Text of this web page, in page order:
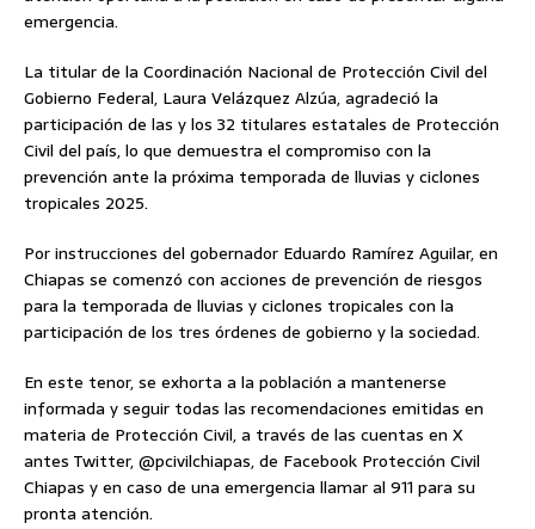
emergencia.
La titular de la Coordinación Nacional de Protección Civil del
Gobierno Federal, Laura Velázquez Alzúa, agradeció la
participación de las y los 32 titulares estatales de Protección
Civil del país, lo que demuestra el compromiso con la
prevención ante la próxima temporada de lluvias y ciclones
tropicales 2025.
Por instrucciones del gobernador Eduardo Ramírez Aguilar, en
Chiapas se comenzó con acciones de prevención de riesgos
para la temporada de lluvias y ciclones tropicales con la
participación de los tres órdenes de gobierno y la sociedad.
En este tenor, se exhorta a la población a mantenerse
informada y seguir todas las recomendaciones emitidas en
materia de Protección Civil, a través de las cuentas en X
antes Twitter, @pcivilchiapas, de Facebook Protección Civil
Chiapas y en caso de una emergencia llamar al 911 para su
pronta atención.